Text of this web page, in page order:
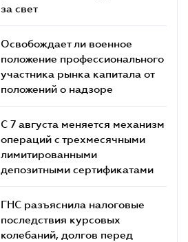
за свет
Освобождает ли военное
положение профессионального
участника рынка капитала от
положений о надзоре
С 7 августа меняется механизм
операций с трехмесячными
лимитированными
депозитными сертификатами
ГНС разъяснила налоговые
последствия курсовых
колебаний, долгов перед